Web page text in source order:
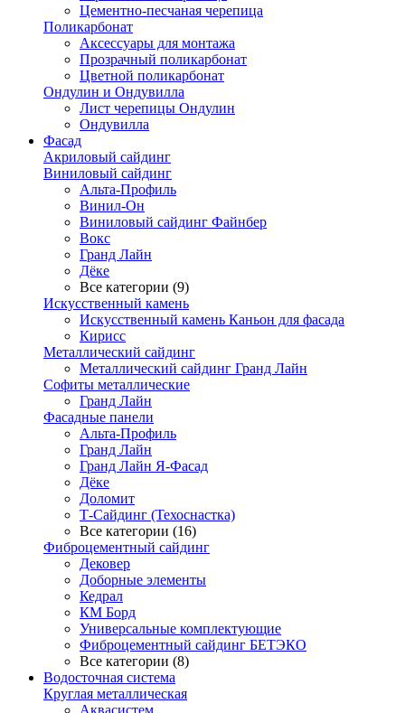
Цементно-песчаная черепица
Поликарбонат
Аксессуары для монтажа
Прозрачный поликарбонат
Цветной поликарбонат
Ондулин и Ондувилла
Лист черепицы Ондулин
Ондувилла
Фасад
Акриловый сайдинг
Виниловый сайдинг
Альта-Профиль
Винил-Он
Виниловый сайдинг Файнбер
Вокс
Гранд Лайн
Дёке
Все категории (9)
Искусственный камень
Искусственный камень Каньон для фасада
Кирисс
Металлический сайдинг
Металлический сайдинг Гранд Лайн
Софиты металлические
Гранд Лайн
Фасадные панели
Альта-Профиль
Гранд Лайн
Гранд Лайн Я-Фасад
Дёке
Доломит
Т-Сайдинг (Техоснастка)
Все категории (16)
Фиброцементный сайдинг
Дековер
Доборные элементы
Кедрал
КМ Борд
Универсальные комплектующие
Фиброцементный сайдинг БЕТЭКО
Все категории (8)
Водосточная система
Круглая металлическая
Аквасистем